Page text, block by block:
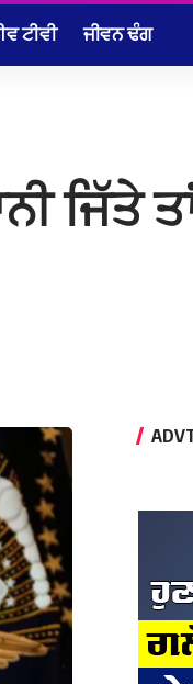
ਟੀਵੀ ਜੀਵਨ ਢੰਗ
ਜਿੱਤੇ